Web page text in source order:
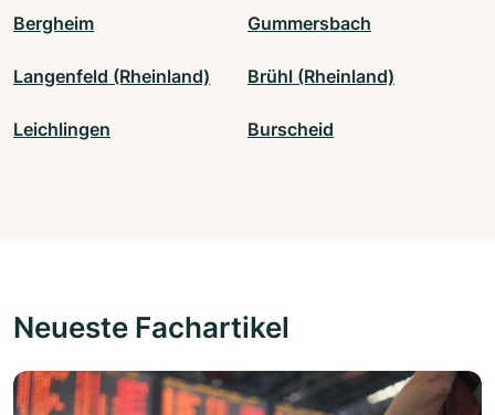
Bergheim Gummersbach
Langenfeld (Rheinland) Brühl (Rheinland)
Leichlingen Burscheid
Neueste Fachartikel